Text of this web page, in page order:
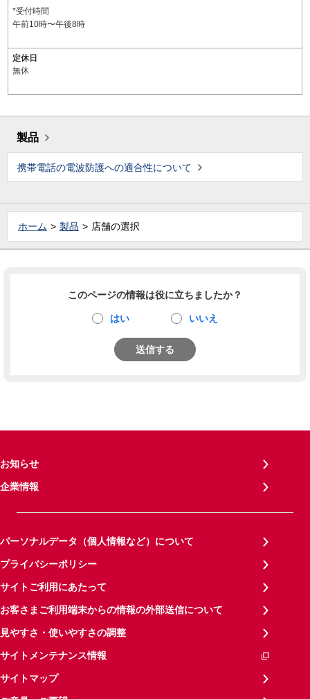
*受付時間
午前10時〜午後8時
定休日
無休
製品
携帯電話の電波防護への適合性について
ホーム 製品 店舗の選択
このページの情報は役に立ちましたか？
はい いいえ
送信する
お知らせ
企業情報
パーソナルデータ（個人情報など）について
プライバシーポリシー
サイトご利用にあたって
お客さまご利用端末からの情報の外部送信について
見やすさ・使いやすさの調整
サイトメンテナンス情報
サイトマップ